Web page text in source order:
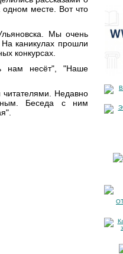
одном месте. Вот что
Мы очень
каникулах прошли
конкурсах.
нам несёт", "Наше
Недавно
Беседа с ним